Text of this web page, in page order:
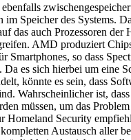
ebenfalls
im Speicher des Systems.
das auch Prozessoren
AMD produziert
Smartphones, so dass
Da es sich hierbei um eine
könnte es sein, dass
Wahrscheinlicher ist,
müssen, um das
Homeland Security
Austausch aller